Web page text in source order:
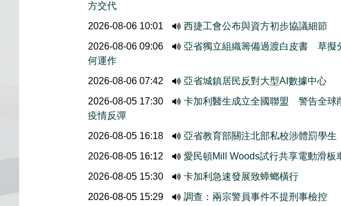
方交代
2026-08-06 10:01
西捷工會公布與資方初步協議細節
2026-08-06 09:06
亞省獨立組織籌備過渡白皮書 草擬
何運作
2026-08-06 07:42
亞省城鎮居民反對大型AI數據中心
2026-08-05 17:30
卡加利醫生成立全國聯盟 警告全球
疫情反彈
2026-08-05 16:18
亞省教育部關注北部私校涉體罰學生
2026-08-05 16:12
愛民頓Mill Woods試行共享電動滑板
2026-08-05 15:30
卡加利急速發展致蟑螂橫行
2026-08-05 15:29
調查：兩宗警員事件不提刑事檢控